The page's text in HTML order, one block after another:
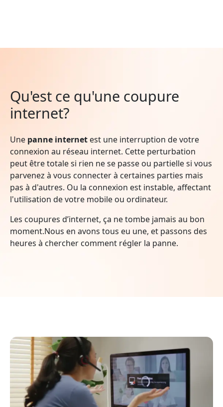
Qu'est ce qu'une coupure
internet?
Une panne internet est une interruption de votre
connexion au réseau internet. Cette perturbation
peut être totale si rien ne se passe ou partielle si vous
parvenez à vous connecter à certaines parties mais
pas à d'autres. Ou la connexion est instable, affectant
l'utilisation de votre mobile ou ordinateur.
Les coupures d’internet, ça ne tombe jamais au bon
moment.Nous en avons tous eu une, et passons des
heures à chercher comment régler la panne.